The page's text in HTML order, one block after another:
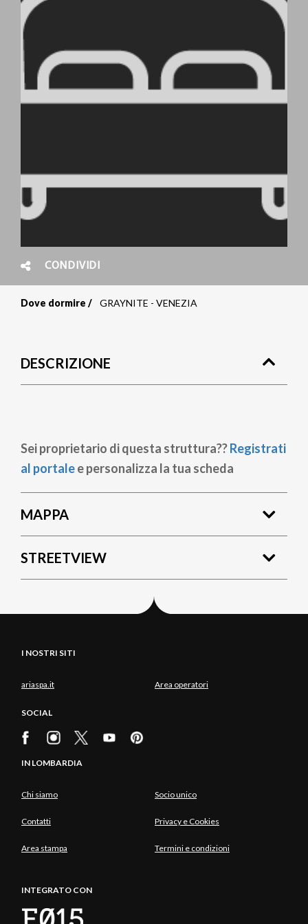
CONDIVIDI
pane
Dove dormire GRAYNITE - VENEZIA
DESCRIZIONE
Sei proprietario di questa struttura??Registrati
al portalee personalizza la tua scheda
MAPPA
STREETVIEW
I NOSTRI SITI
ariaspa.it Area operatori
SOCIAL
IN LOMBARDIA
Chi siamo Socio unico
Contatti Privacy e Cookies
Area stampa Termini e condizioni
INTEGRATO CON